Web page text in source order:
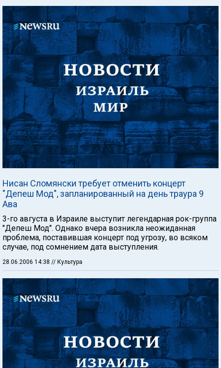
Нисан Сломянски требует отменить концерт
"Депеш Мод", запланированный на день траура 9
Ава
3-го августа в Израиле выступит легендарная рок-группа
"Депеш Мод". Однако вчера возникла неожиданная
проблема, поставившая концерт под угрозу, во всяком
случае, под сомнением дата выступления.
28.06.2006 14:38 // Культура